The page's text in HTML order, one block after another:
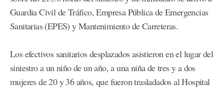
Guardia Civil de Tráfico, Empresa Pública de Emergencias
Sanitarias (EPES) y Mantenimiento de Carreteras.
Los efectivos sanitarios desplazados asistieron en el lugar del
siniestro a un niño de un año, a una niña de tres y a dos
mujeres de 20 y 36 años, que fueron trasladados al Hospital